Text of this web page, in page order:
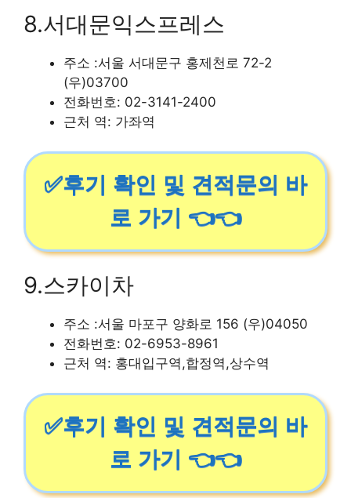
8.서대문익스프레스
주소 :서울 서대문구 홍제천로 72-2
(우)03700
전화번호: 02-3141-2400
근처 역: 가좌역
✅후기 확인 및 견적문의 바
로 가기 👈👈
9.스카이차
주소 :서울 마포구 양화로 156 (우)04050
전화번호: 02-6953-8961
근처 역: 홍대입구역,합정역,상수역
✅후기 확인 및 견적문의 바
로 가기 👈👈